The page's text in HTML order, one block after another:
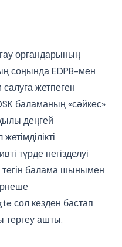
органдарының
соңында EDPB-мен
жетпеген
баламаның «сәйкес»
деңгей
түрде негізделуі
балама шынымен
сол кезден бастап
тергеу ашты.